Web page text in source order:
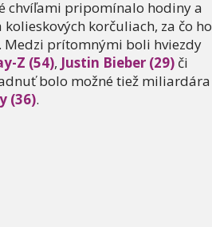
chvíľami pripomínalo hodiny a
korčuliach, za čo ho
Medzi prítomnými boli hviezdy
Z (54), Justin Bieber (29) či
bolo možné tiež miliardára
(36).